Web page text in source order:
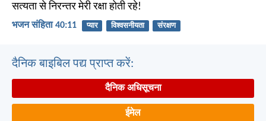
सत्यता से निरन्तर मेरी रक्षा होती रहे!
भजन संहिता 40:11 प्यार विश्वसनीयता संरक्षण
दैनिक बाइबिल पद्य प्राप्त करें:
दैनिक अधिसूचना
ईमेल